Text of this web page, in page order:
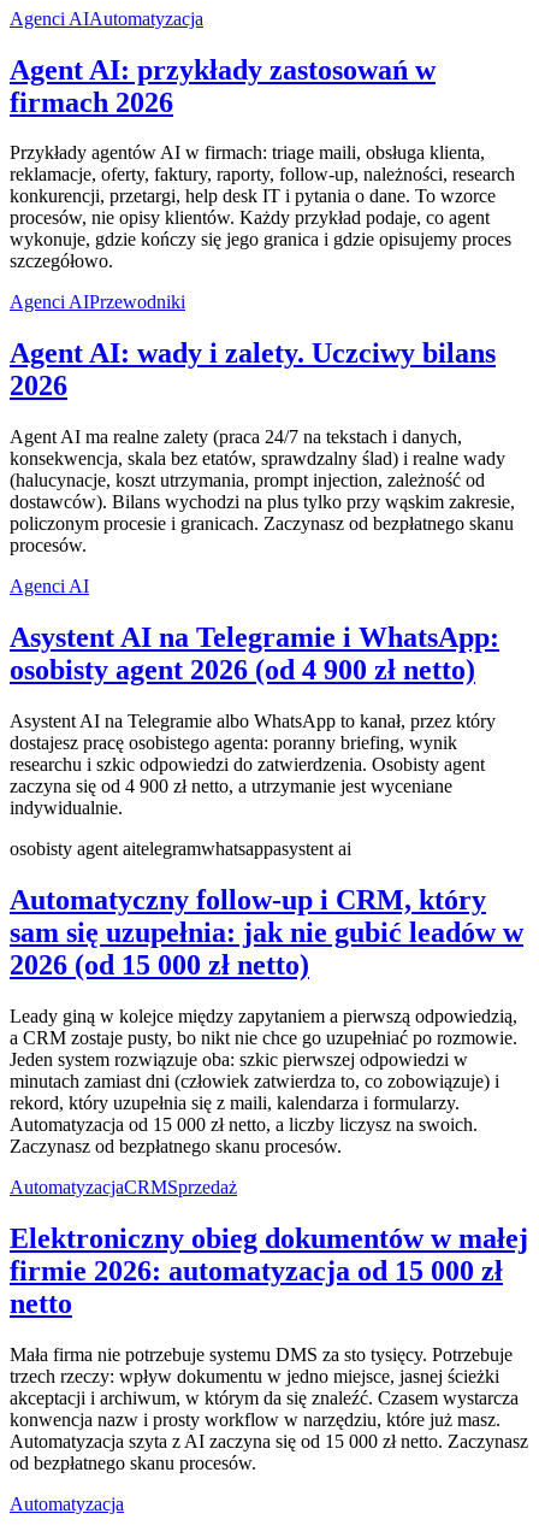
Agenci AIAutomatyzacja
Agent AI: przykłady zastosowań w
firmach 2026
Przykłady agentów AI w firmach: triage maili, obsługa klienta,
reklamacje, oferty, faktury, raporty, follow-up, należności, research
konkurencji, przetargi, help desk IT i pytania o dane. To wzorce
procesów, nie opisy klientów. Każdy przykład podaje, co agent
wykonuje, gdzie kończy się jego granica i gdzie opisujemy proces
szczegółowo.
Agenci AIPrzewodniki
Agent AI: wady i zalety. Uczciwy bilans
2026
Agent AI ma realne zalety (praca 24/7 na tekstach i danych,
konsekwencja, skala bez etatów, sprawdzalny ślad) i realne wady
(halucynacje, koszt utrzymania, prompt injection, zależność od
dostawców). Bilans wychodzi na plus tylko przy wąskim zakresie,
policzonym procesie i granicach. Zaczynasz od bezpłatnego skanu
procesów.
Agenci AI
Asystent AI na Telegramie i WhatsApp:
osobisty agent 2026 (od 4 900 zł netto)
Asystent AI na Telegramie albo WhatsApp to kanał, przez który
dostajesz pracę osobistego agenta: poranny briefing, wynik
researchu i szkic odpowiedzi do zatwierdzenia. Osobisty agent
zaczyna się od 4 900 zł netto, a utrzymanie jest wyceniane
indywidualnie.
osobisty agent aitelegramwhatsappasystent ai
Automatyczny follow-up i CRM, który
sam się uzupełnia: jak nie gubić leadów w
2026 (od 15 000 zł netto)
Leady giną w kolejce między zapytaniem a pierwszą odpowiedzią,
a CRM zostaje pusty, bo nikt nie chce go uzupełniać po rozmowie.
Jeden system rozwiązuje oba: szkic pierwszej odpowiedzi w
minutach zamiast dni (człowiek zatwierdza to, co zobowiązuje) i
rekord, który uzupełnia się z maili, kalendarza i formularzy.
Automatyzacja od 15 000 zł netto, a liczby liczysz na swoich.
Zaczynasz od bezpłatnego skanu procesów.
AutomatyzacjaCRMSprzedaż
Elektroniczny obieg dokumentów w małej
firmie 2026: automatyzacja od 15 000 zł
netto
Mała firma nie potrzebuje systemu DMS za sto tysięcy. Potrzebuje
trzech rzeczy: wpływ dokumentu w jedno miejsce, jasnej ścieżki
akceptacji i archiwum, w którym da się znaleźć. Czasem wystarcza
konwencja nazw i prosty workflow w narzędziu, które już masz.
Automatyzacja szyta z AI zaczyna się od 15 000 zł netto. Zaczynasz
od bezpłatnego skanu procesów.
Automatyzacja